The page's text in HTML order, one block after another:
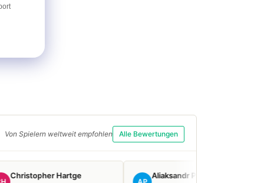
Von Spielern weltweit empfohlen Alle Bewertungen
Hartge Aliaksandr P.